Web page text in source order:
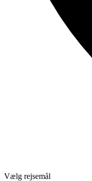
Vælg rejsemål